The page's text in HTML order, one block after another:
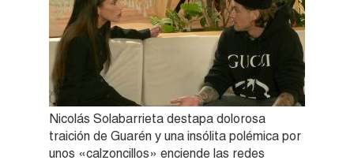
Nicolás Solabarrieta destapa dolorosa
traición de Guarén y una insólita polémica por
unos «calzoncillos» enciende las redes